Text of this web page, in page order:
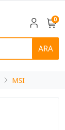
ARA
0
MSI